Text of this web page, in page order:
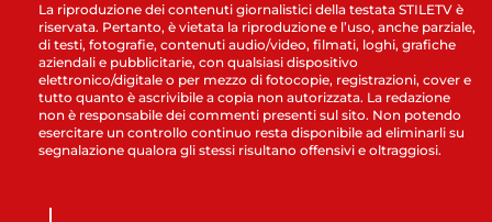
La riproduzione dei contenuti giornalistici della testata STILETV è
riservata. Pertanto, è vietata la riproduzione e l’uso, anche parziale,
di testi, fotografie, contenuti audio/video, filmati, loghi, grafiche
aziendali e pubblicitarie, con qualsiasi dispositivo
elettronico/digitale o per mezzo di fotocopie, registrazioni, cover e
tutto quanto è ascrivibile a copia non autorizzata. La redazione
non è responsabile dei commenti presenti sul sito. Non potendo
esercitare un controllo continuo resta disponibile ad eliminarli su
segnalazione qualora gli stessi risultano offensivi e oltraggiosi.